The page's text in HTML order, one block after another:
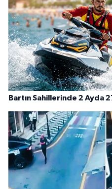
Bartın Sahillerinde 2 Ayda